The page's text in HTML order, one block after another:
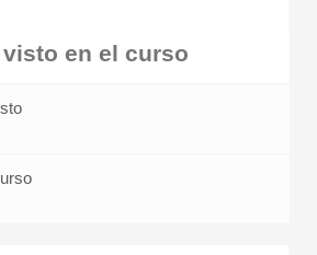
en el curso